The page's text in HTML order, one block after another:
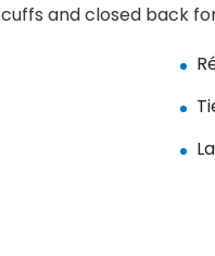
and closed back